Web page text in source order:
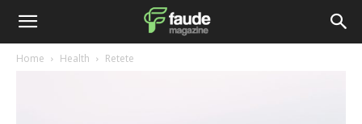
Home Health Retete